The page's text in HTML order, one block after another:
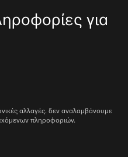
για
αλλαγές. δεν αναλαμβάνουμε
πληροφοριών.